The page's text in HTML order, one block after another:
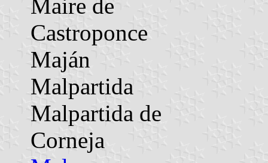
Maire de
Castroponce
Maján
Malpartida
Malpartida de
Corneja